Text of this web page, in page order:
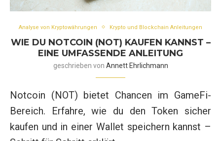
Analyse von Kryptowährungen Krypto und Blockchain Anleitungen
WIE DU NOTCOIN (NOT) KAUFEN KANNST –
EINE UMFASSENDE ANLEITUNG
geschrieben von Annett Ehrlichmann
Notcoin (NOT) bietet Chancen im GameFi-
Bereich. Erfahre, wie du den Token sicher
kaufen und in einer Wallet speichern kannst –